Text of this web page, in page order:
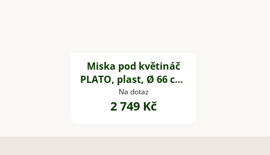
Miska pod květináč
PLATO, plast, Ø 66 cm,
bílá
Na dotaz
2 749 Kč